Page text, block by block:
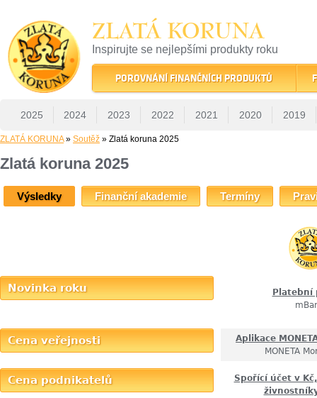
ZLATÁ KORUNA
Inspirujte se nejlepšími produkty roku
22 let tradice a kvality na finančním trhu
POROVNÁNÍ FINANČNÍCH PRODUKTŮ
2025 2024 2023 2022 2021 2020 2019
ZLATÁ KORUNA» Soutěž » Zlatá koruna 2025
Zlatá koruna 2025
Výsledky Finanční akademie Termíny
Novinka roku
Platební
Cena veřejnosti
Aplikace
MONETA
Cena podnikatelů
Spořící účet v